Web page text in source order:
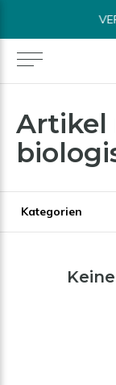
Artikel
Kategorien